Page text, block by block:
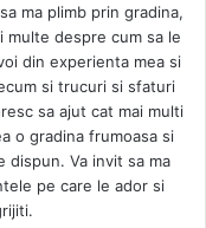
ma plimb prin gradina,
multe despre cum sa le
din experienta mea si
si trucuri si sfaturi
sa ajut cat mai multi
o gradina frumoasa si
dispun. Va invit sa ma
pe care le ador si